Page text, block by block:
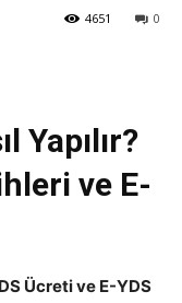
0
4651
Yapılır?
ve E-
Ücreti ve E-YDS